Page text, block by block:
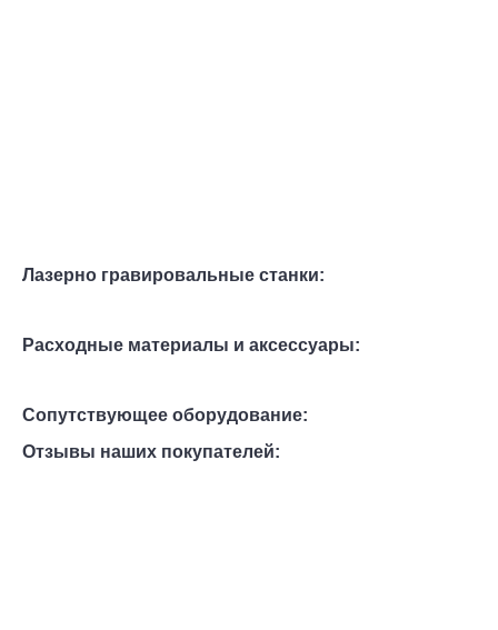
Лазерно гравировальные станки:
Расходные материалы и аксессуары:
Сопутствующее оборудование:
Отзывы наших покупателей: